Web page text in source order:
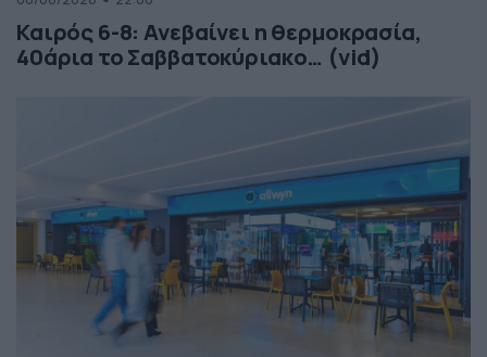
Καιρός 6-8: Ανεβαίνει η θερμοκρασία,
40άρια το Σαββατοκύριακο… (vid)